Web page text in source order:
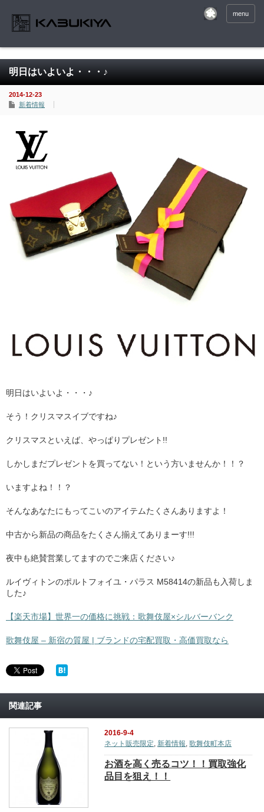
menu
明日はいよいよ・・・♪
2014-12-23
新着情報
明日はいよいよ・・・♪
そう！クリスマスイブですね♪
クリスマスといえば、やっぱりプレゼント!!
しかしまだプレゼントを買ってない！という方いませんか！！？
いますよね！！？
そんなあなたにもってこいのアイテムたくさんありますよ！
中古から新品の商品をたくさん揃えてありまーす!!!
夜中も絶賛営業してますのでご来店ください♪
ルイヴィトンのポルトフォイユ・パラス M58414の新品も入荷しま
した♪
【楽天市場】世界一の価格に挑戦：歌舞伎屋×シルバーバンク
歌舞伎屋 – 新宿の質屋 | ブランドの宅配買取・高価買取なら
関連記事
2016-9-4
ネット販売限定, 新着情報,歌舞伎町本店
お酒を高く売るコツ！！買取強化
品目を狙え！！